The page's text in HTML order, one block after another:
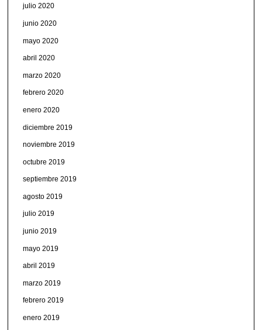
julio 2020
junio 2020
mayo 2020
abril 2020
marzo 2020
febrero 2020
enero 2020
diciembre 2019
noviembre 2019
octubre 2019
septiembre 2019
agosto 2019
julio 2019
junio 2019
mayo 2019
abril 2019
marzo 2019
febrero 2019
enero 2019